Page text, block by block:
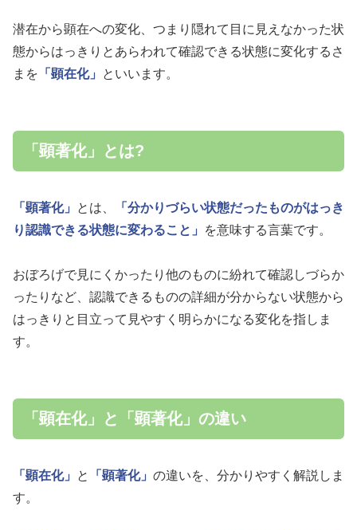
潜在から顕在への変化、つまり隠れて目に見えなかった状
態からはっきりとあらわれて確認できる状態に変化するさ
まを 「顕在化」 といいます。
「顕著化」とは?
「顕著化」 とは、
「分かりづらい状態だったものがはっき
り認識できる状態に変わること」
を意味する言葉です。
おぼろげで見にくかったり他のものに紛れて確認しづらか
ったりなど、認識できるものの詳細が分からない状態から
はっきりと目立って見やすく明らかになる変化を指しま
す。
「顕在化」と「顕著化」の違い
「顕在化」 と 「顕著化」 の違いを、分かりやすく解説しま
す。